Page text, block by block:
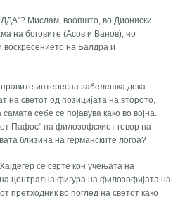
Мислам, воопшто, во Диониски,
на боговите (Асов и Ванов), но
воскресението на Балдра и
интересна забелешка дека
на светот од позицијата на второто,
себе се појавува како во војна.
Пафос" на филозофскиот говор на
близина на германските логоа?
се сврте кон учењата на
централна фигура на филозофијата на
претходник во поглед на светот како